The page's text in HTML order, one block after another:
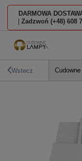
DARMOWA
Zadzwoń (+48) 608
Wstecz